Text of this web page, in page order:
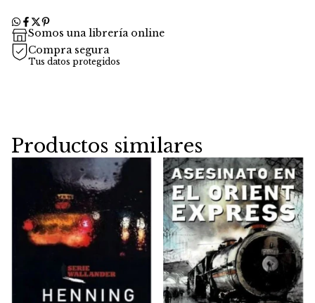
Somos una librería online
Compra segura
Tus datos protegidos
Productos similares